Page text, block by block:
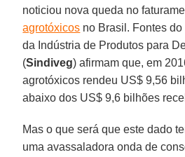
noticiou nova queda no
agrotóxicos no Brasil. Fontes
da Indústria de Produtos para
(Sindiveg) afirmam que, em
agrotóxicos rendeu US$ 9,56
abaixo dos US$ 9,6 bilhões
Mas o que será que este dado
uma avassaladora onda de